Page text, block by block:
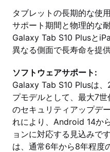
タブレットの長期的な使
サポート期間と物理的な
Galaxy Tab S10 Plusと
異なる側面で長寿命を提供
ソフトウェアサポート:
Galaxy Tab S10 Plusは
プモデルとして、最大7
のセキュリティアップデ
れにより、Android 14か
ョンに対応する見込みで
は、通常6年から8年程度